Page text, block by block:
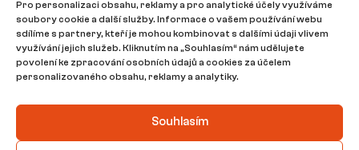
Pro personalizaci obsahu, reklamy a pro analytické účely využíváme
soubory cookie a další služby. Informace o vašem používání webu
sdílíme s partnery, kteří je mohou kombinovat s dalšími údaji vlivem
využívání jejich služeb. Kliknutím na „Souhlasím“ nám udělujete
povolení ke zpracování osobních údajů a cookies za účelem
personalizovaného obsahu, reklamy a analytiky.
Souhlasím
Bezbariérový přístup: Ne
Umístění nemovitosti